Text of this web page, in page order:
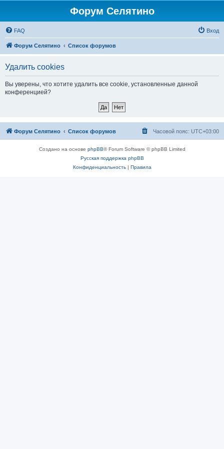
Форум Селятино
FAQ Вход
Форум Селятино Список форумов
Удалить cookies
Вы уверены, что хотите удалить все cookie, установленные данной
конференцией?
Форум Селятино Список форумов Часовой пояс: UTC+03:00
Создано на основе phpBB® Forum Software © phpBB Limited
Русская поддержка phpBB
Конфиденциальность| Правила